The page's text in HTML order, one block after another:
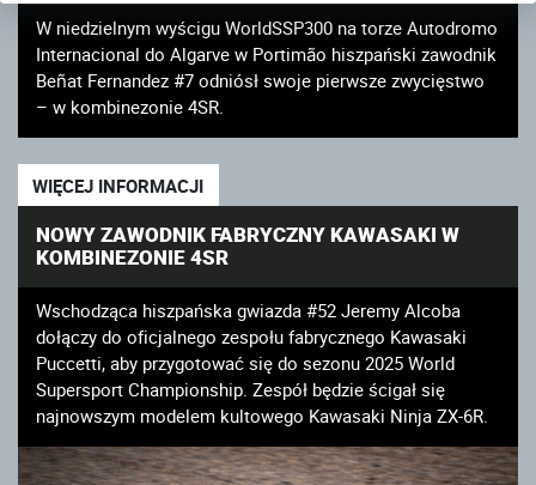
W niedzielnym wyścigu WorldSSP300 na torze Autodromo
Internacional do Algarve w Portimão hiszpański zawodnik
Beñat Fernandez #7 odniósł swoje pierwsze zwycięstwo
– w kombinezonie 4SR.
WIĘCEJ INFORMACJI
NOWY ZAWODNIK FABRYCZNY KAWASAKI W
KOMBINEZONIE 4SR
Wschodząca hiszpańska gwiazda #52 Jeremy Alcoba
dołączy do oficjalnego zespołu fabrycznego Kawasaki
Puccetti, aby przygotować się do sezonu 2025 World
Supersport Championship. Zespół będzie ścigał się
najnowszym modelem kultowego Kawasaki Ninja ZX-6R.